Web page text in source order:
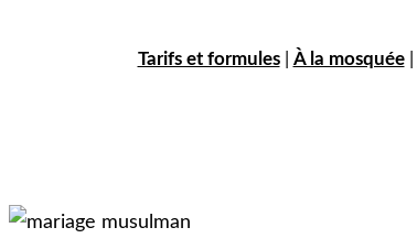
Tarifs et formules| À la mosquée|